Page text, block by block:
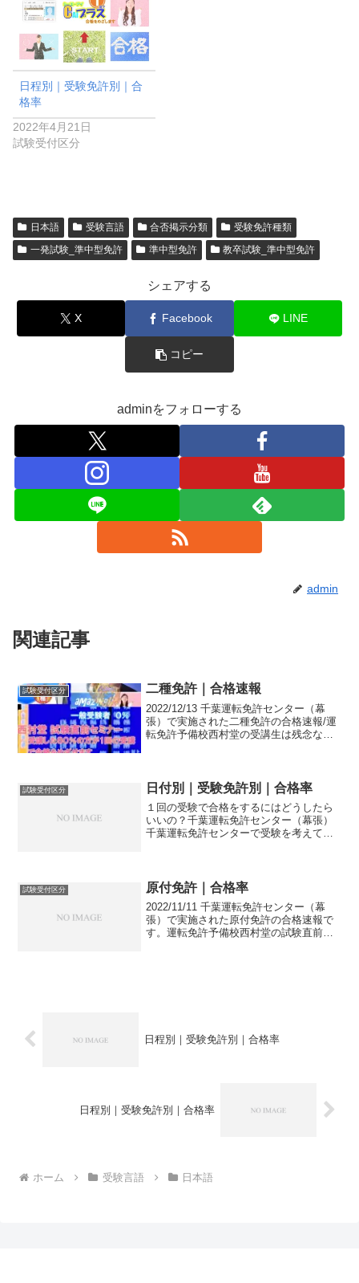
日程別｜受験免許別｜合
格率
2022年4月21日
試験受付区分
日本語 受験言語 合否掲示分類
受験免許種類
一発試験_準中型免許
準中型免許 教卒試験_準中型免許
シェアする
X Facebook LINE
コピー
adminをフォローする
admin
関連記事
試験受付区分 二種免許｜合格速報
2022/12/13 千葉運転免許センター（幕
張）で実施された二種免許の合格速報/運
転免許予備校西村堂の受講生は残念なが
合格！
試験受付区分 日付別｜受験免許別｜合格率
１回の受験で合格をするにはどうしたら
いいの？千葉運転免許センター（幕張）
千葉運転免許センターで受験を考えてい
少人数制セミナーなら千葉...
試験受付区分 原付免許｜合格率
2022/11/11 千葉運転免許センター（幕
張）で実施された原付免許の合格速報で
す。運転免許予備校西村堂の試験直前セ
日程別｜受験免許別｜合格率
日程別｜受験免許別｜合格率
ホーム 受験言語 日本語